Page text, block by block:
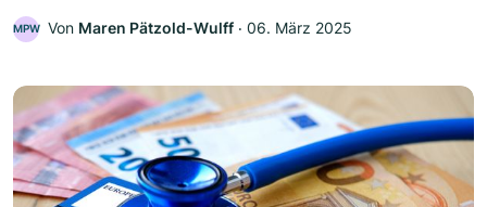
MPW Von Maren Pätzold-Wulff ‧ 06. März 2025